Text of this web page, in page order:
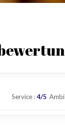
Service: 4/5